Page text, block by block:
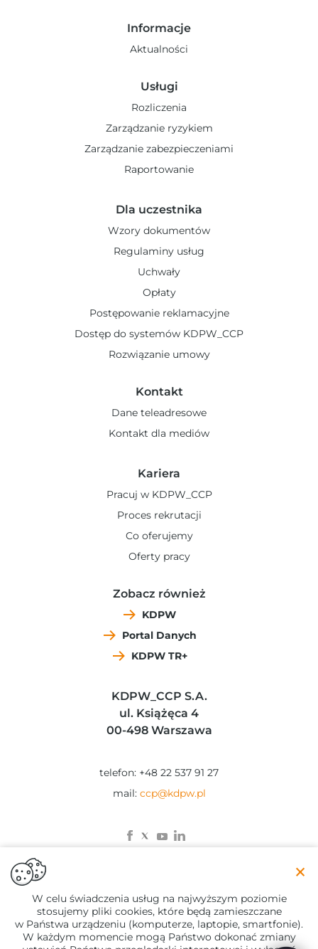
Informacje
Aktualności
Usługi
Rozliczenia
Zarządzanie ryzykiem
Zarządzanie zabezpieczeniami
Raportowanie
Dla uczestnika
Wzory dokumentów
Regulaminy usług
Uchwały
Opłaty
Postępowanie reklamacyjne
Dostęp do systemów KDPW_CCP
Rozwiązanie umowy
Kontakt
Dane teleadresowe
Kontakt dla mediów
Kariera
Pracuj w KDPW_CCP
Proces rekrutacji
Co oferujemy
Oferty pracy
Zobacz również
KDPW
Portal Danych
KDPW TR+
KDPW_CCP S.A.
ul. Książęca 4
00-498 Warszawa
telefon: +48 22 537 91 27
mail: ccp@kdpw.pl
© 2023 KDPW_CCP
Zastrzeżenia prawne
Polityka Prywatności
W celu świadczenia usług na najwyższym poziomie
stosujemy pliki cookies, które będą zamieszczane
w Państwa urządzeniu (komputerze, laptopie, smartfonie).
W każdym momencie mogą Państwo dokonać zmiany
×